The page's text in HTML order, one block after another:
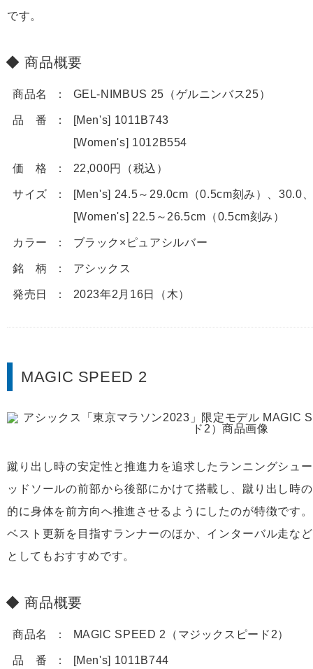
です。
商品概要
商品名 GEL-NIMBUS 25（ゲルニンバス25）
品 番
[Men's] 1011B743
[Women's] 1012B554
価 格 22,000円（税込）
サイズ
[Men's] 24.5～29.0cm（0.5cm刻み）、30.0
[Women's] 22.5～26.5cm（0.5cm刻み）
カラー ブラック×ピュアシルバー
銘 柄 アシックス
発売日 2023年2月16日（木）
MAGIC SPEED 2
蹴り出し時の安定性と推進力を追求したランニングシュ
ッドソールの前部から後部にかけて搭載し、蹴り出し時
的に身体を前方向へ推進させるようにしたのが特徴です
ベスト更新を目指すランナーのほか、インターバル走な
としてもおすすめです。
商品概要
商品名 MAGIC SPEED 2（マジックスピード2）
品 番 [Men's] 1011B744